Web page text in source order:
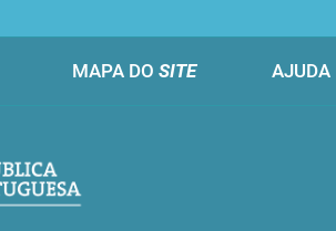
MAPA DO SITE AJUDA